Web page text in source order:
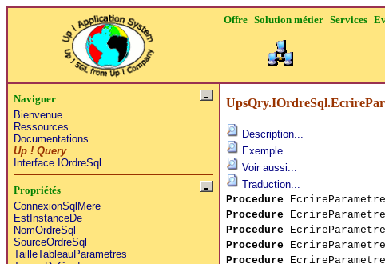
Offre Solution métier Services
Naviguer
Bienvenue
Ressources
Documentations
Up ! Query
Interface IOrdreSql
Propriétés
ConnexionSqlMere
EstInstanceDe
NomOrdreSql
SourceOrdreSql
TailleTableauParametres
Description...
Exemple...
Voir aussi...
Traduction...
Procedure
Procedure
Procedure
Procedure
Procedure